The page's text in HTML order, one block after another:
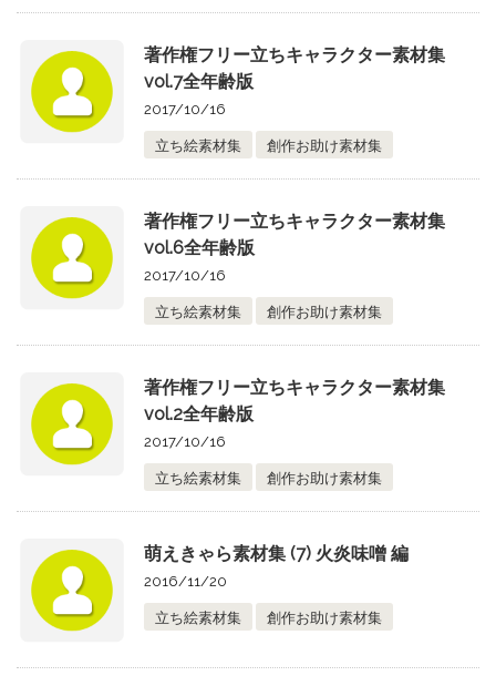
著作権フリー立ちキャラクター素材集
vol.7全年齢版
2017/10/16
立ち絵素材集 創作お助け素材集
著作権フリー立ちキャラクター素材集
vol.6全年齢版
2017/10/16
立ち絵素材集 創作お助け素材集
著作権フリー立ちキャラクター素材集
vol.2全年齢版
2017/10/16
立ち絵素材集 創作お助け素材集
萌えきゃら素材集 (7) 火炎味噌 編
2016/11/20
立ち絵素材集 創作お助け素材集